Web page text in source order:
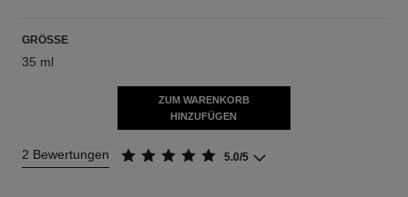
GRÖSSE
35 ml
ZUM WARENKORB
HINZUFÜGEN
2 Bewertungen 5.0/5